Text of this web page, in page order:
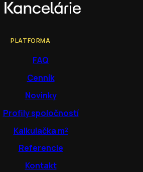
PLATFORMA
FAQ
Cenník
Novinky
Profily spoločností
Kalkulačka m²
Referencie
Kontakt